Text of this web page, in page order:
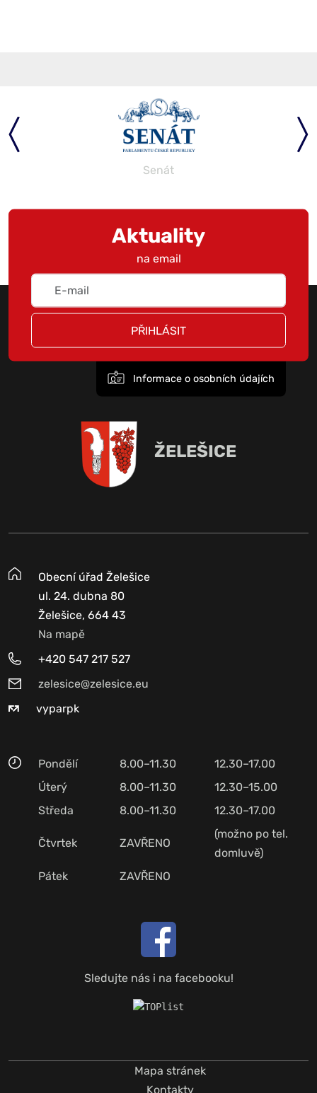
Senát
Aktuality
na email
PŘIHLÁSIT
Informace o osobních údajích
ŽELEŠICE
Obecní úřad Želešice
ul. 24. dubna 80
Želešice, 664 43
Na mapě
+420 547 217 527
zelesice@zelesice.eu
vyparpk
Pondělí 8.00–11.30
12.30–17.00
Úterý
8.00–11.30
12.30–15.00
Středa
8.00–11.30 12.30–17.00
Čtvrtek ZAVŘENO
(možno po tel.
domluvě)
Pátek
ZAVŘENO
Sledujte nás i na facebooku!
Mapa stránek
Kontakty